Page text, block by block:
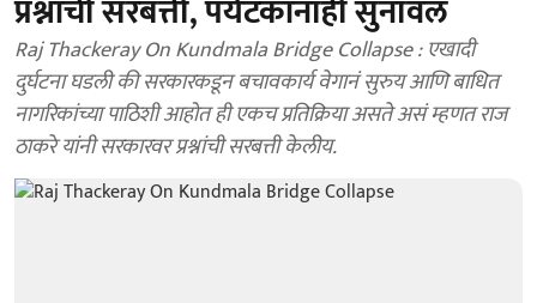
प्रश्नांची सरबत्ती, पर्यटकांनाही सुनावलं
Raj Thackeray On Kundmala Bridge Collapse : एखादी
दुर्घटना घडली की सरकारकडून बचावकार्य वेगानं सुरुय आणि बाधित
नागरिकांच्या पाठिशी आहोत ही एकच प्रतिक्रिया असते असं म्हणत राज
ठाकरे यांनी सरकारवर प्रश्नांची सरबत्ती केलीय.